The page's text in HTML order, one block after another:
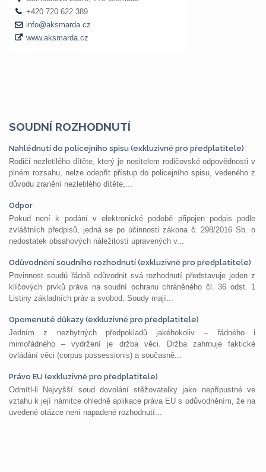
SOUDNÍ ROZHODNUTÍ
Nahlédnutí do policejního spisu (exkluzivně pro předplatitele)
Rodiči nezletilého dítěte, který je nositelem rodičovské odpovědnosti v
plném rozsahu, nelze odepřít přístup do policejního spisu, vedeného z
důvodu zranění nezletilého dítěte,...
Odpor
Pokud není k podání v elektronické podobě připojen podpis podle
zvláštních předpisů, jedná se po účinnosti zákona č. 298/2016 Sb. o
nedostatek obsahových náležitostí upravených v...
Odůvodnění soudního rozhodnutí (exkluzivně pro předplatitele)
Povinnost soudů řádně odůvodnit svá rozhodnutí představuje jeden z
klíčových prvků práva na soudní ochranu chráněného čl. 36 odst. 1
Listiny základních práv a svobod. Soudy mají...
Opomenuté důkazy (exkluzivně pro předplatitele)
Jedním z nezbytných předpokladů jakéhokoliv – řádného i
mimořádného – vydržení je držba věci. Držba zahrnuje faktické
ovládání věci (corpus possessionis) a současně...
Právo EU (exkluzivně pro předplatitele)
Odmítl-li Nejvyšší soud dovolání stěžovatelky jako nepřípustné ve
vztahu k její námitce ohledně aplikace práva EU s odůvodněním, že na
uvedené otázce není napadené rozhodnutí...